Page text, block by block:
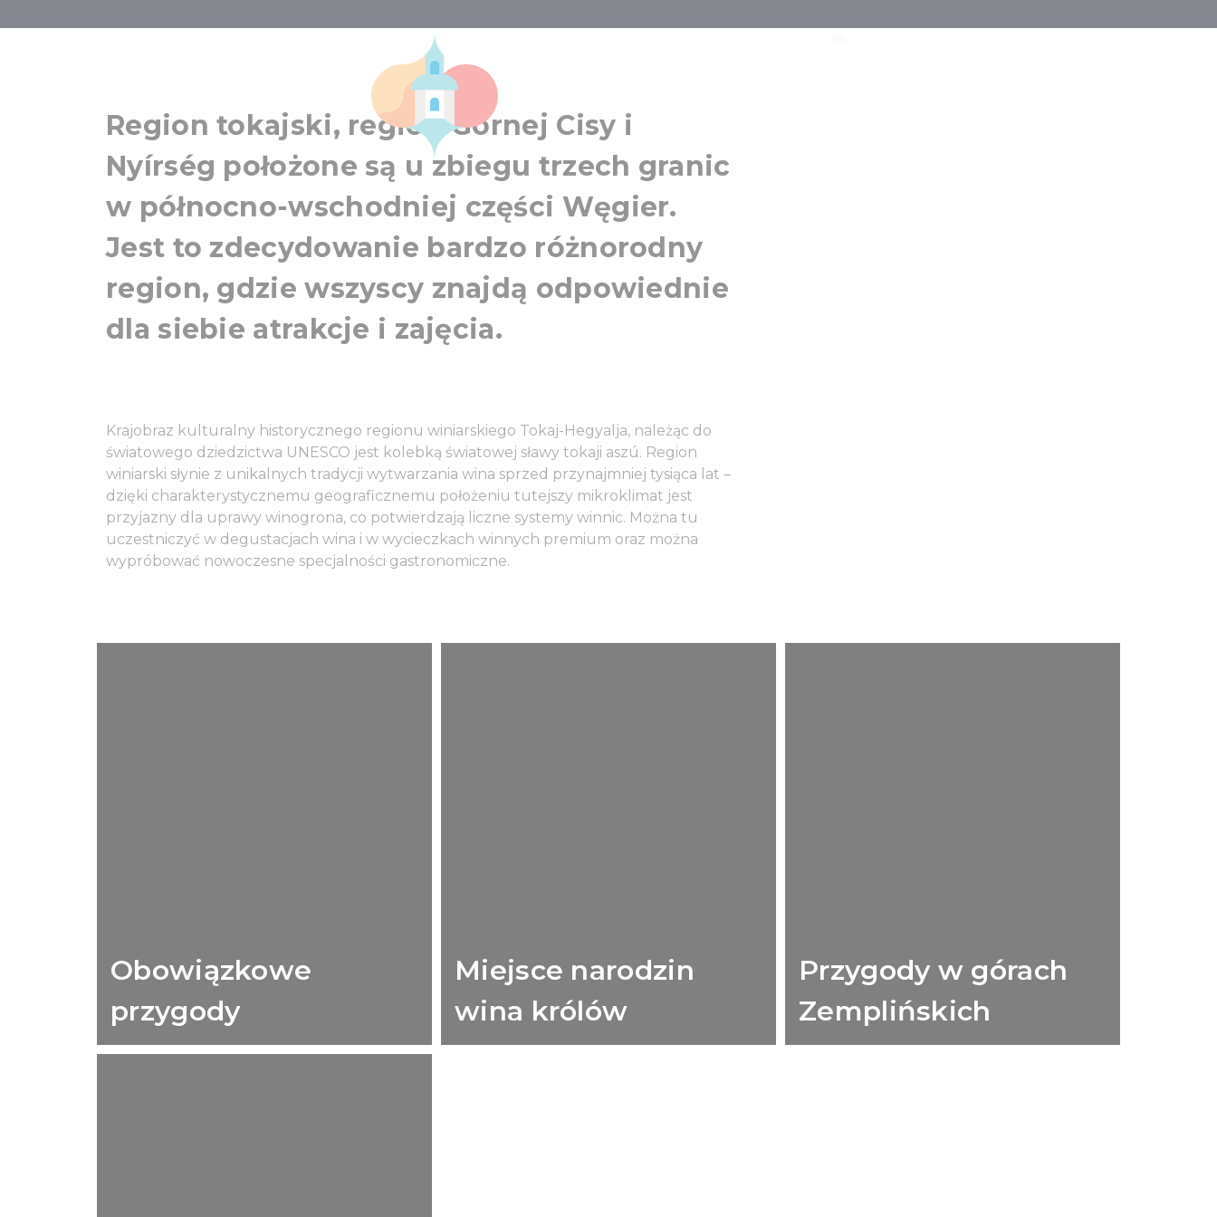
Tokaj i Nyíregyháza
Region tokajski, region Górnej Cisy i
Nyírség położone są u zbiegu trzech granic
w północno-wschodniej części Węgier.
Jest to zdecydowanie bardzo różnorodny
region, gdzie wszyscy znajdą odpowiednie
dla siebie atrakcje i zajęcia.
Krajobraz kulturalny historycznego regionu winiarskiego Tokaj-Hegyalja, należąc do
światowego dziedzictwa UNESCO jest kolebką światowej sławy tokaji aszú. Region
winiarski słynie z unikalnych tradycji wytwarzania wina sprzed przynajmniej tysiąca lat –
dzięki charakterystycznemu geograficznemu położeniu tutejszy mikroklimat jest
przyjazny dla uprawy winogrona, co potwierdzają liczne systemy winnic. Można tu
uczestniczyć w degustacjach wina i w wycieczkach winnych premium oraz można
wypróbować nowoczesne specjalności gastronomiczne.
Obowiązkowe
przygody
Miejsce narodzin
wina królów
Przygody w górach
Zemplińskich